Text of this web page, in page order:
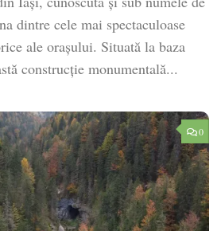
dintre cele mai spectaculoase
ale orașului. Situată la baza
construcție monumentală...
0